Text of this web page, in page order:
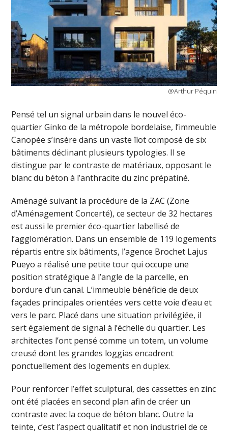
@Arthur Péquin
Pensé tel un signal urbain dans le nouvel éco-
quartier Ginko de la métropole bordelaise, l’immeuble
Canopée s’insère dans un vaste îlot composé de six
bâtiments déclinant plusieurs typologies. Il se
distingue par le contraste de matériaux, opposant le
blanc du béton à l’anthracite du zinc prépatiné.
Aménagé suivant la procédure de la ZAC (Zone
d’Aménagement Concerté), ce secteur de 32 hectares
est aussi le premier éco-quartier labellisé de
l’agglomération. Dans un ensemble de 119 logements
répartis entre six bâtiments, l’agence Brochet Lajus
Pueyo a réalisé une petite tour qui occupe une
position stratégique à l’angle de la parcelle, en
bordure d’un canal. L’immeuble bénéficie de deux
façades principales orientées vers cette voie d’eau et
vers le parc. Placé dans une situation privilégiée, il
sert également de signal à l’échelle du quartier. Les
architectes l’ont pensé comme un totem, un volume
creusé dont les grandes loggias encadrent
ponctuellement des logements en duplex.
Pour renforcer l’effet sculptural, des cassettes en zinc
ont été placées en second plan afin de créer un
contraste avec la coque de béton blanc. Outre la
teinte, c’est l’aspect qualitatif et non industriel de ce